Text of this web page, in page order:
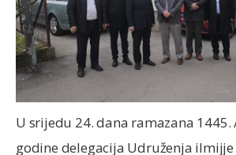
U srijedu 24. dana ramazana 1445.
godine delegacija Udruženja